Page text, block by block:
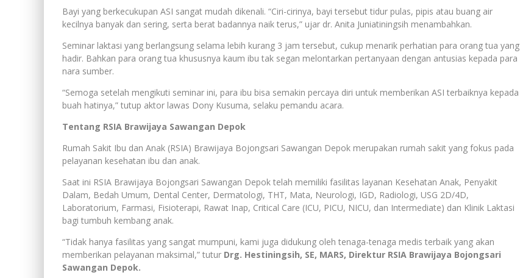
Bayi yang berkecukupan ASI sangat mudah dikenali. “Ciri-cirinya, bayi tersebut tidur pulas, pipis atau buang air
kecilnya banyak dan sering, serta berat badannya naik terus,” ujar dr. Anita Juniatiningsih menambahkan.
Seminar laktasi yang berlangsung selama lebih kurang 3 jam tersebut, cukup menarik perhatian para orang tua yang
hadir. Bahkan para orang tua khususnya kaum ibu tak segan melontarkan pertanyaan dengan antusias kepada para
nara sumber.
“Semoga setelah mengikuti seminar ini, para ibu bisa semakin percaya diri untuk memberikan ASI terbaiknya kepada
buah hatinya,” tutup aktor lawas Dony Kusuma, selaku pemandu acara.
Tentang RSIA Brawijaya Sawangan Depok
Rumah Sakit Ibu dan Anak (RSIA) Brawijaya Bojongsari Sawangan Depok merupakan rumah sakit yang fokus pada
pelayanan kesehatan ibu dan anak.
Saat ini RSIA Brawijaya Bojongsari Sawangan Depok telah memiliki fasilitas layanan Kesehatan Anak, Penyakit
Dalam, Bedah Umum, Dental Center, Dermatologi, THT, Mata, Neurologi, IGD, Radiologi, USG 2D/4D,
Laboratorium, Farmasi, Fisioterapi, Rawat Inap, Critical Care (ICU, PICU, NICU, dan Intermediate) dan Klinik Laktasi
bagi tumbuh kembang anak.
“Tidak hanya fasilitas yang sangat mumpuni, kami juga didukung oleh tenaga-tenaga medis terbaik yang akan
memberikan pelayanan maksimal,” tutur Drg. Hestiningsih, SE, MARS, Direktur RSIA Brawijaya Bojongsari
Sawangan Depok.